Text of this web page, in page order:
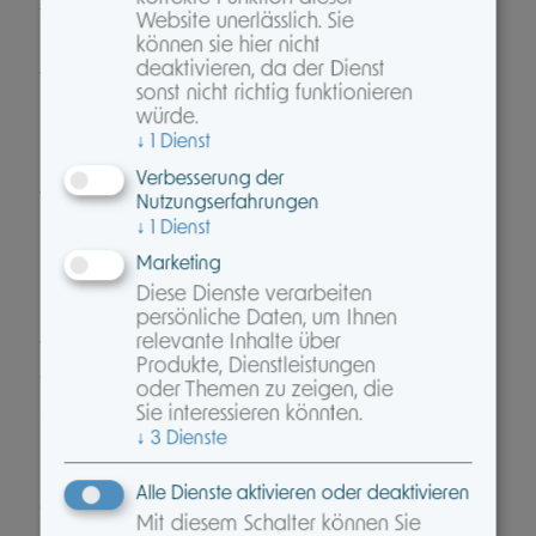
Vereinfachung zu, oder es ist schwer, die
richtigen Formulare für sich zu finden. Denken
wir nur mal an die Zeit zurück, als die Pflicht zu
Beratungsprotokollen eingeführt wurde. Die
Medien berichteten von großen
Haftungsrisiken, die Unsicherheit ging umher,
welche Protokolle wirklich rechtskonform sind.
Hier waren wir als Pool gefragt, Sie zu
unterstützen und Ihnen schnellstmöglichst eine
Lösung an die Hand zu geben, die verständlich
ist und in Ihren Beratungsalltag leicht integriert
werden kann. Wir haben Sie beraten und tun
es heute noch, wenn Partner den Schritt in die
Selbstständigkeit wagen.
Das zeigt uns auch, wie viel Vertrauen Sie in
unsere Arbeit haben. Und dieses Vertrauen ist
der Grund, warum wir weiter fest davon
Website unerlässlich. Sie
können sie hier nicht
deaktivieren, da der Dienst
sonst nicht richtig funktionieren
würde.
↓ 1 Dienst
Verbesserung der
Nutzungserfahrungen
↓ 1 Dienst
Marketing
Diese Dienste verarbeiten
persönliche Daten, um Ihnen
relevante Inhalte über
Produkte, Dienstleistungen
oder Themen zu zeigen, die
Sie interessieren könnten.
↓ 3 Dienste
Alle Dienste aktivieren oder deaktivieren
Mit diesem Schalter können Sie